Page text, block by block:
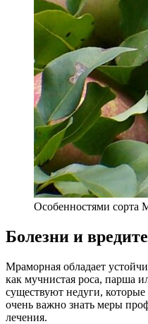
Особенностями сорта
Болезни и
Мраморная обладает
как мучнистая роса, парша
существуют недуги,
очень важно знать меры
лечения.